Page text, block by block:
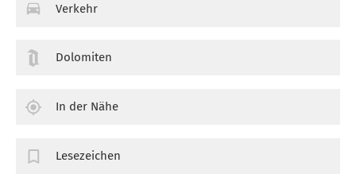
Verkehr
Dolomiten
In der Nähe
Lesezeichen